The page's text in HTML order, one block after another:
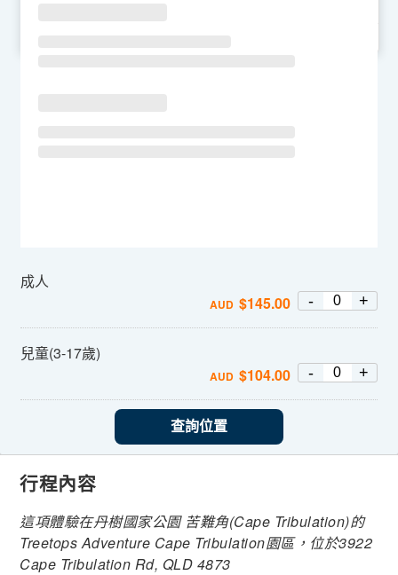
成人
AUD $145.00 - +
兒童(3-17歲)
AUD $104.00 - +
查詢位置
行程內容
這項體驗在丹樹國家公園 苦難角(Cape Tribulation)的
Treetops Adventure Cape Tribulation園區，位於3922
Cape Tribulation Rd, QLD 4873